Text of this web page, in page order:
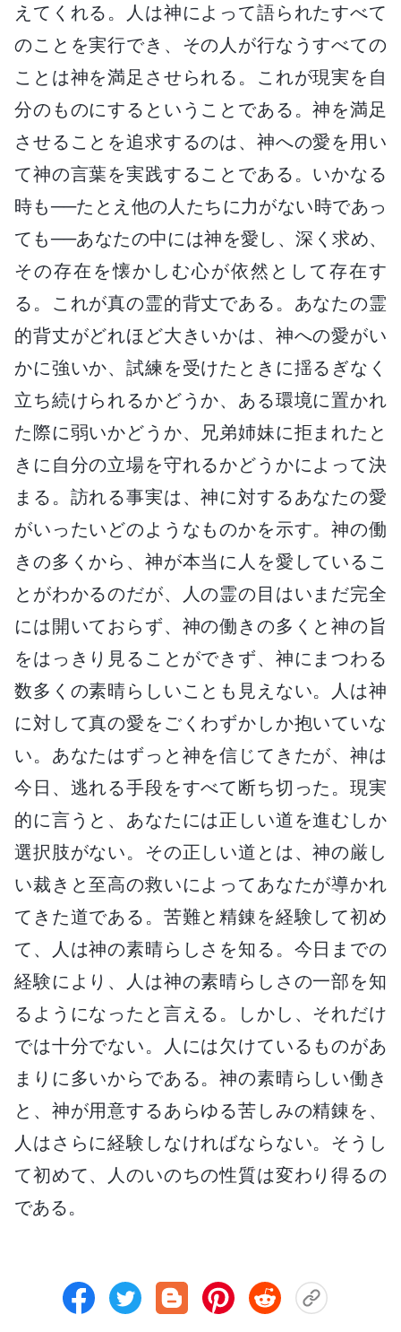
えてくれる。人は神によって語られたすべて
のことを実行でき、その人が行なうすべての
ことは神を満足させられる。これが現実を自
分のものにするということである。神を満足
させることを追求するのは、神への愛を用い
て神の言葉を実践することである。いかなる
時も──たとえ他の人たちに力がない時であっ
ても──あなたの中には神を愛し、深く求め、
その存在を懐かしむ心が依然として存在す
る。これが真の霊的背丈である。あなたの霊
的背丈がどれほど大きいかは、神への愛がい
かに強いか、試練を受けたときに揺るぎなく
立ち続けられるかどうか、ある環境に置かれ
た際に弱いかどうか、兄弟姉妹に拒まれたと
きに自分の立場を守れるかどうかによって決
まる。訪れる事実は、神に対するあなたの愛
がいったいどのようなものかを示す。神の働
きの多くから、神が本当に人を愛しているこ
とがわかるのだが、人の霊の目はいまだ完全
には開いておらず、神の働きの多くと神の旨
をはっきり見ることができず、神にまつわる
数多くの素晴らしいことも見えない。人は神
に対して真の愛をごくわずかしか抱いていな
い。あなたはずっと神を信じてきたが、神は
今日、逃れる手段をすべて断ち切った。現実
的に言うと、あなたには正しい道を進むしか
選択肢がない。その正しい道とは、神の厳し
い裁きと至高の救いによってあなたが導かれ
てきた道である。苦難と精錬を経験して初め
て、人は神の素晴らしさを知る。今日までの
経験により、人は神の素晴らしさの一部を知
るようになったと言える。しかし、それだけ
では十分でない。人には欠けているものがあ
まりに多いからである。神の素晴らしい働き
と、神が用意するあらゆる苦しみの精錬を、
人はさらに経験しなければならない。そうし
て初めて、人のいのちの性質は変わり得るの
である。